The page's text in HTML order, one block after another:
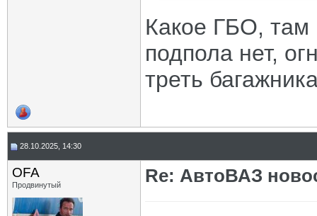
Какое ГБО, там
подпола нет,
треть
28.10.2025, 14:30
OFA
Продвинутый Re: АвтоВАЗ